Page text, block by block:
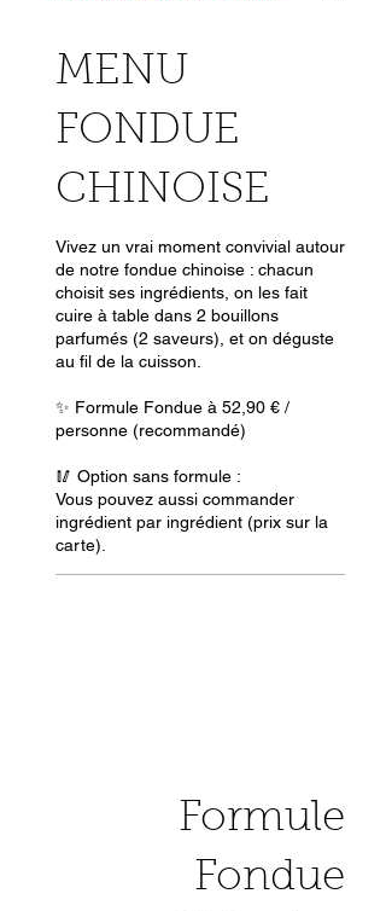
MENU
FONDUE
CHINOISE
Vivez un vrai moment convivial autour
de notre fondue chinoise : chacun
choisit ses ingrédients, on les fait
cuire à table dans 2 bouillons
parfumés (2 saveurs), et on déguste
au fil de la cuisson.
✨ Formule Fondue à 52,90 € /
personne (recommandé)
🥢 Option sans formule :
Vous pouvez aussi commander
ingrédient par ingrédient (prix sur la
carte).
Formule
Fondue